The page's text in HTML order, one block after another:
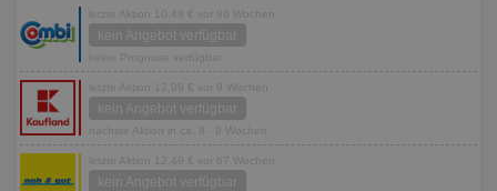
letzte Aktion 10,49 € vor 86 Wochen
kein Angebot verfügbar
keine Prognose verfügbar
letzte Aktion 12,99 € vor 9 Wochen
kein Angebot verfügbar
nächste Aktion in ca. 8 - 9 Wochen
letzte Aktion 12,49 € vor 67 Wochen
kein Angebot verfügbar